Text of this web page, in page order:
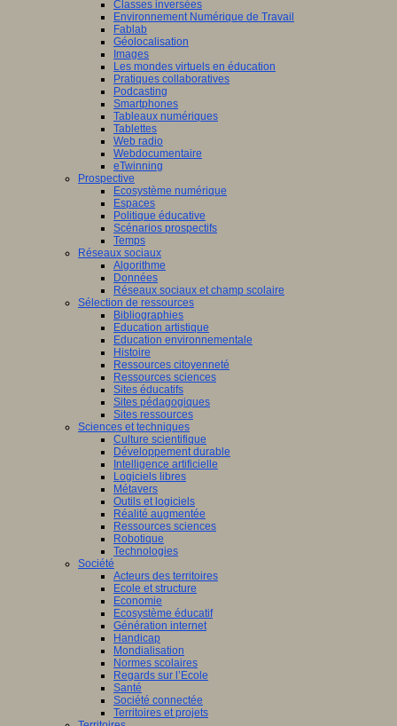
Classes inversées
Environnement Numérique de Travail
Fablab
Géolocalisation
Images
Les mondes virtuels en éducation
Pratiques collaboratives
Podcasting
Smartphones
Tableaux numériques
Tablettes
Web radio
Webdocumentaire
eTwinning
Prospective
Ecosystème numérique
Espaces
Politique éducative
Scénarios prospectifs
Temps
Réseaux sociaux
Algorithme
Données
Réseaux sociaux et champ scolaire
Sélection de ressources
Bibliographies
Education artistique
Education environnementale
Histoire
Ressources citoyenneté
Ressources sciences
Sites éducatifs
Sites pédagogiques
Sites ressources
Sciences et techniques
Culture scientifique
Développement durable
Intelligence artificielle
Logiciels libres
Métavers
Outils et logiciels
Réalité augmentée
Ressources sciences
Robotique
Technologies
Société
Acteurs des territoires
Ecole et structure
Economie
Ecosystème éducatif
Génération internet
Handicap
Mondialisation
Normes scolaires
Regards sur l’Ecole
Santé
Société connectée
Territoires et projets